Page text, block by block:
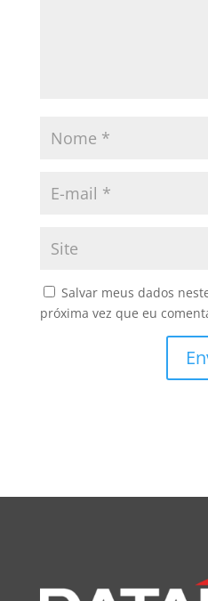
Salvar meus dados
próxima vez que eu